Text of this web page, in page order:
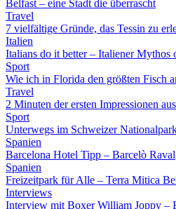
Belfast – eine Stadt die überrascht
Travel
7 vielfältige Gründe, das Tessin zu
Italien
Italians do it better – Italiener Mythos
Sport
Wie ich in Florida den größten Fisch
Travel
2 Minuten der ersten Impressionen
Sport
Unterwegs im Schweizer
Spanien
Barcelona Hotel Tipp – Barcelò Raval
Spanien
Freizeitpark für Alle – Terra Mitica
Interviews
Interview mit Boxer William Joppy –